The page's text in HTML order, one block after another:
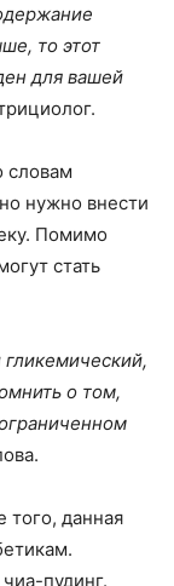
то этот
для вашей
словам
нужно внести
Помимо
стать
о том,
того, данная
пудинг.